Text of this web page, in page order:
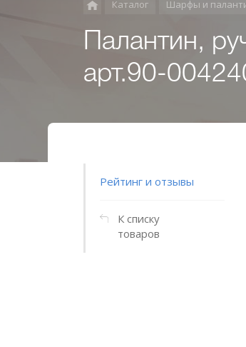
Каталог Шарфы и
Палантин,
арт.90-
Рейтинг и отзывы
К списку
товаров